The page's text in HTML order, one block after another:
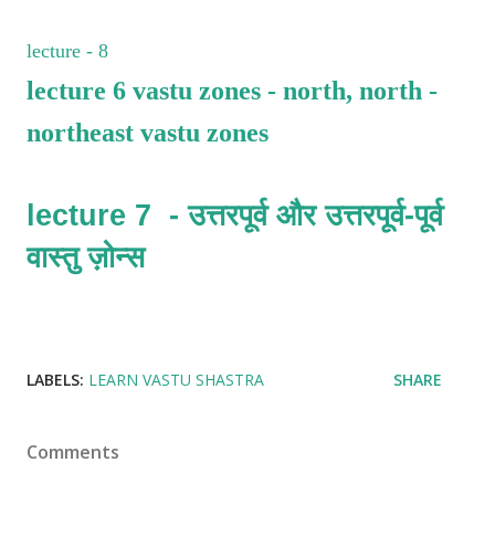
lecture - 8
lecture 6 vastu zones - north, north -
northeast vastu zones
lecture 7  - उत्तरपूर्व और उत्तरपूर्व-पूर्व
वास्तु ज़ोन्स
LABELS: LEARN VASTU SHASTRA SHARE
Comments